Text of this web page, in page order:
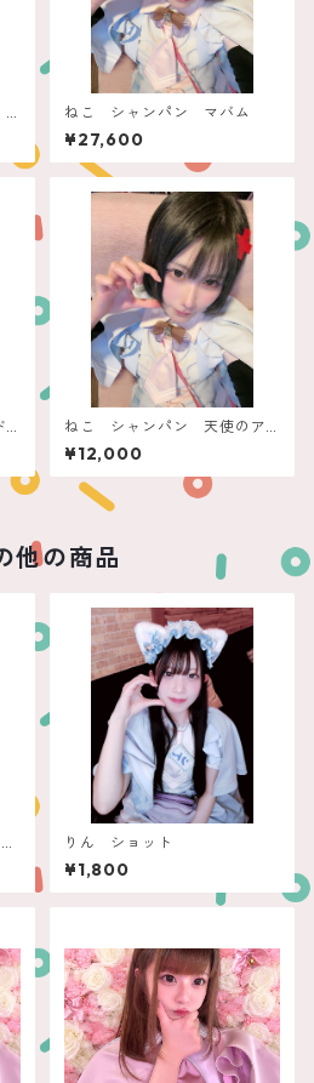
ねこ シャンパン マバム
¥27,600
ねこ シャンパン 天使のア
スティ
¥12,000
他の商品
”
りん ショット
¥1,800